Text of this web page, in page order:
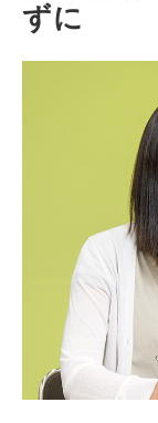
ずに